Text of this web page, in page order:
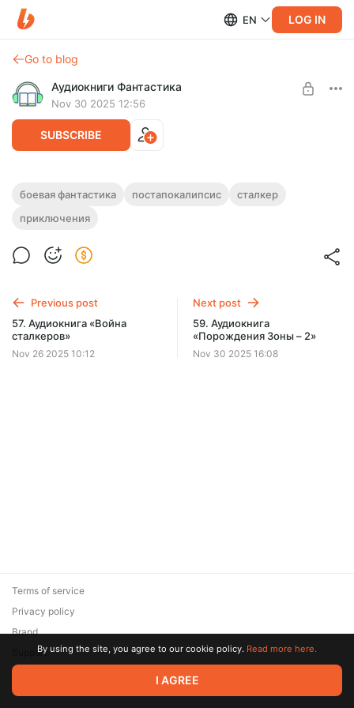
EN LOG IN
Go to blog
Аудиокниги Фантастика
Nov 30 2025 12:56
SUBSCRIBE
58. Аудиокнига «Порождения Зоны – 1»
Полная версия.
Слушайте эту и другие лучшие аудиокниги жанра
Фантастика целиком, без рекламы и ограничений!
боевая фантастика постапокалипсис
сталкер
приключения
Previous post
57. Аудиокнига «Война
сталкеров»
Nov 26 2025 10:12
Next post
59. Аудиокнига
«Порождения Зоны – 2»
Nov 30 2025 16:08
© 2026 Zaya Solutions Limited. All rights reserved. All trademarks
are the property of their respective owners.
Terms of service
Privacy policy
Brand
SupportBy using the site, you agree to our cookie policy. Read more here.
I AGREE